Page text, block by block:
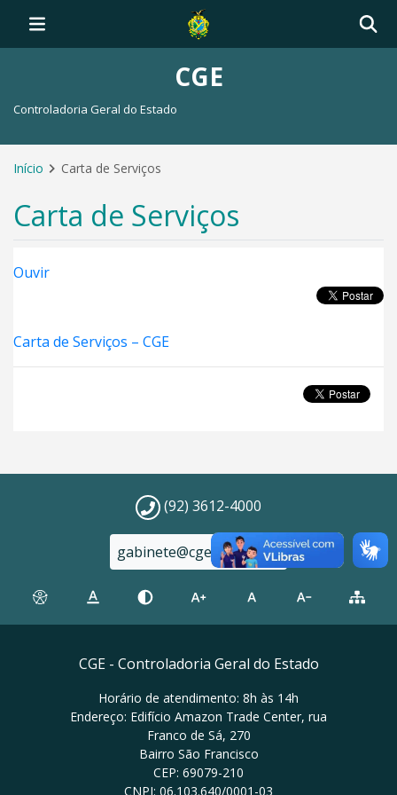
CGE
Controladoria Geral do Estado
Início Carta de Serviços
Carta de Serviços
Ouvir
Carta de Serviços – CGE
(92) 3612-4000
gabinete@cge.am.gov.br
CGE - Controladoria Geral do Estado
Horário de atendimento: 8h às 14h
Endereço: Edifício Amazon Trade Center, rua
Franco de Sá, 270
Bairro São Francisco
CEP: 69079-210
CNPJ: 06.103.640/0001-03